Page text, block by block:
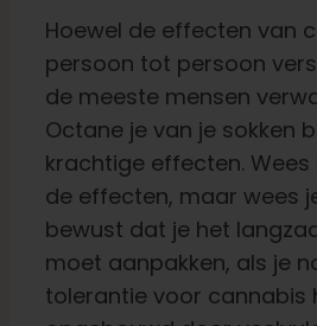
Hoewel de effecten van
persoon tot persoon
de meeste mensen
Octane je van je sokken
krachtige effecten.
de effecten, maar wees
bewust dat je het
moet aanpakken, als je
tolerantie voor cannabis